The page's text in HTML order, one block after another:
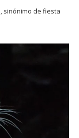
sinónimo de fiesta